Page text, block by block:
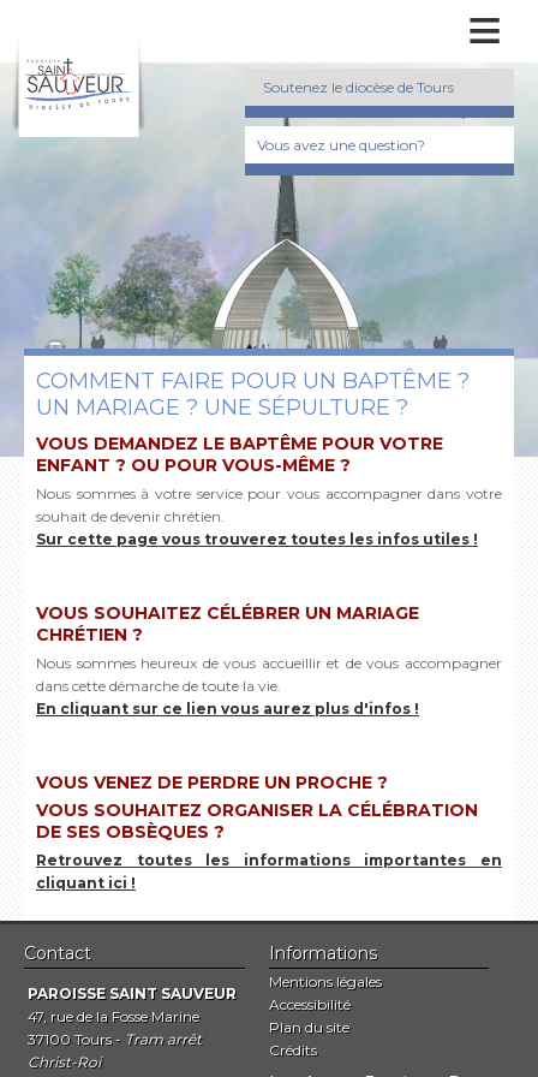
≡
Soutenez le diocèse de Tours
Vous avez une question?
COMMENT FAIRE POUR UN BAPTÊME ?
UN MARIAGE ? UNE SÉPULTURE ?
VOUS DEMANDEZ LE BAPTÊME POUR VOTRE
ENFANT ? OU POUR VOUS-MÊME ?
Nous sommes à votre service pour vous accompagner dans votre
souhait de devenir chrétien.
Sur cette page vous trouverez toutes les infos utiles !
VOUS SOUHAITEZ CÉLÉBRER UN MARIAGE
CHRÉTIEN ?
Nous sommes heureux de vous accueillir et de vous accompagner
dans cette démarche de toute la vie.
En cliquant sur ce lien vous aurez plus d'infos !
VOUS VENEZ DE PERDRE UN PROCHE ?
VOUS SOUHAITEZ ORGANISER LA CÉLÉBRATION
DE SES OBSÈQUES ?
Retrouvez toutes les informations importantes en
cliquant ici !
Contact
PAROISSE SAINT SAUVEUR
47, rue de la Fosse Marine
37100 Tours - Tram arrêt
Christ-Roi
Informations
Mentions légales
Accessibilité
Plan du site
Crédits